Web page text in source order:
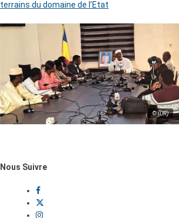
terrains du domaine de l’Etat
© (DR)
Nous Suivre